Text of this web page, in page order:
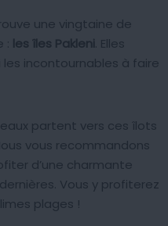
une vingtaine de
les îles Pakleni . Elles
incontournables à faire
partent vers ces îlots
vous recommandons
d’une charmante
Vous y profiterez
plages !